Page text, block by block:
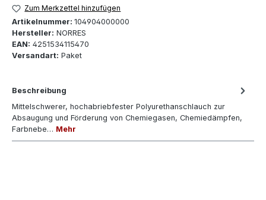
Zum Merkzettel hinzufügen
Artikelnummer: 104904000000
Hersteller: NORRES
EAN: 4251534115470
Versandart: Paket
Beschreibung
Mittelschwerer, hochabriebfester Polyurethanschlauch zur
Absaugung und Förderung von Chemiegasen, Chemiedämpfen,
Farbnebe… Mehr